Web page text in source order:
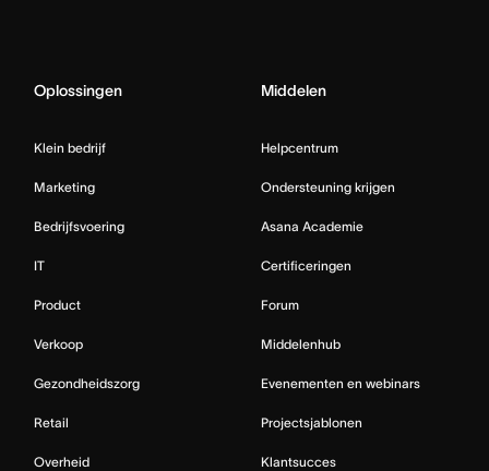
Oplossingen
Klein bedrijf
Marketing
Bedrijfsvoering
IT
Product
Verkoop
Gezondheidszorg
Retail
Overheid
Middelen
Helpcentrum
Ondersteuning krijgen
Asana Academie
Certificeringen
Forum
Middelenhub
Evenementen en webinars
Projectsjablonen
Klantsucces